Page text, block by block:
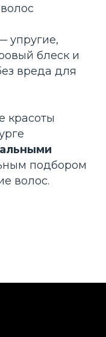
упругие,
блеск и
вреда для
красоты
подбором
волос.